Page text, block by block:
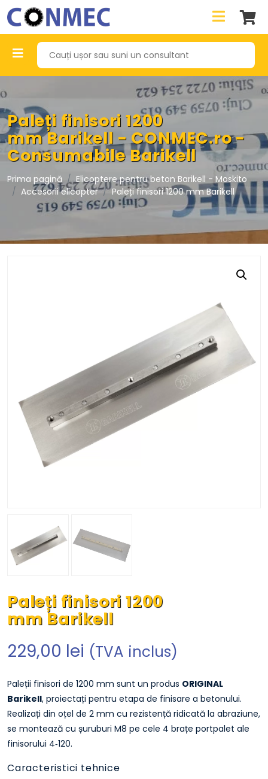
Paleți finisori 1200
mm Barikell - CONMEC.ro -
Consumabile Barikell
Prima pagină
Elicoptere pentru beton Barikell - Moskito
Accesorii elicopter
Paleți finisori 1200 mm Barikell
Paleți finisori 1200
mm Barikell
229,00 lei (TVA inclus)
Paleții finisori de 1200 mm sunt un produs ORIGINAL
Barikell, proiectați pentru etapa de finisare a betonului.
Realizați din oțel de 2 mm cu rezistență ridicată la abraziune,
se montează cu șuruburi M8 pe cele 4 brațe portpalet ale
finisorului 4‑120.
Caracteristici tehnice